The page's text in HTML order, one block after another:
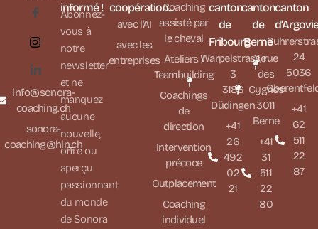
info@sonora-
coaching.ch
sonora-
coaching@hin.ch
informé !
Abonnez-
vous à
notre
newsletter
et ne
manquez
aucune
nouvelle,
offre ou
aperçu
passionnant
du monde
de Sonora
coopération...
avec l'AI
avec les
entreprises
Coaching
assisté par
le cheval
Ateliers /
Teambuilding
Coachings
de
direction
Intervention
précoce
Outplacement
Coaching
individuel
canton
de
Fribourg
Warpelstrasse
3
3186
Düdingen
+41
26
492
02
21
canton
de
Berne
11, rue
des
Cygnes
3011
Berne
+41
31
511
22
80
canton
d'Argovie
24
5036
+41
62
511
22
87